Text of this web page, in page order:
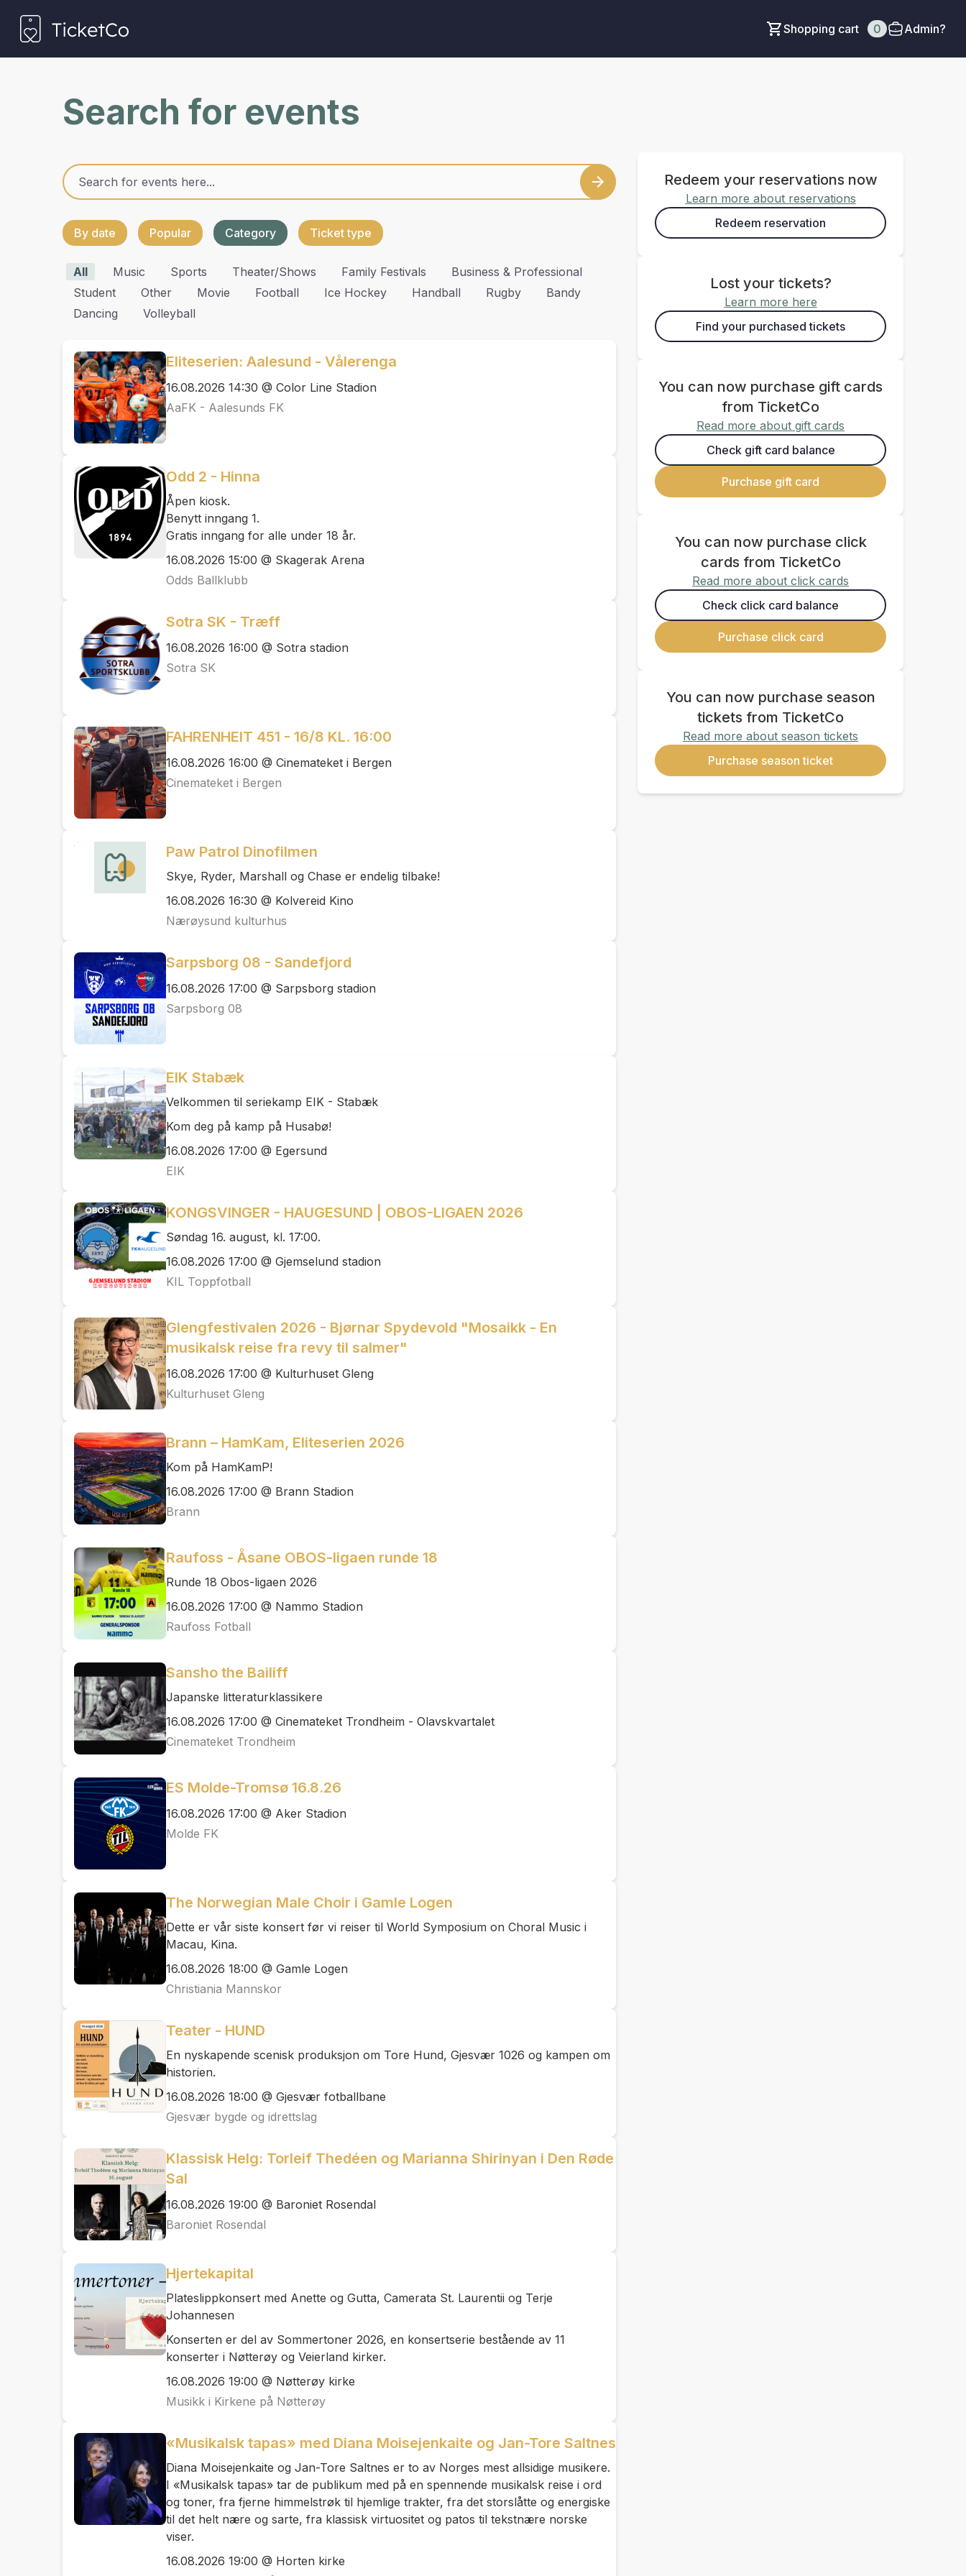
Shopping cart 0 Admin?
Search for events
By date Popular Category Ticket type
All Music Sports Theater/shows Family Festivals
Business & Professional
Student
Other Movie Football Ice Hockey Handball Rugby
Bandy
Dancing
Volleyball
Eliteserien: Aalesund - Vålerenga
16.08.2026 14:30 @ Color Line Stadion
AaFK - Aalesunds FK
Odd 2 - Hinna
Åpen kiosk.
Benytt inngang 1.
Gratis inngang for alle under 18 år.
16.08.2026 15:00 @ Skagerak Arena
Odds Ballklubb
Sotra SK - Træff
16.08.2026 16:00 @ Sotra stadion
Sotra SK
FAHRENHEIT 451 - 16/8 KL. 16:00
16.08.2026 16:00 @ Cinemateket i Bergen
Cinemateket i Bergen
Paw Patrol Dinofilmen
Skye, Ryder, Marshall og Chase er endelig tilbake!
16.08.2026 16:30 @ Kolvereid Kino
Nærøysund kulturhus
Sarpsborg 08 - Sandefjord
16.08.2026 17:00 @ Sarpsborg stadion
Sarpsborg 08
EIK Stabæk
Velkommen til seriekamp EIK - Stabæk
Kom deg på kamp på Husabø!
16.08.2026 17:00 @ Egersund
EIK
KONGSVINGER - HAUGESUND | OBOS-LIGAEN 2026
Søndag 16. august, kl. 17:00.
16.08.2026 17:00 @ Gjemselund stadion
KIL Toppfotball
Glengfestivalen 2026 - Bjørnar Spydevold "Mosaikk - En
musikalsk reise fra revy til salmer"
16.08.2026 17:00 @ Kulturhuset Gleng
Kulturhuset Gleng
Brann – HamKam, Eliteserien 2026
Kom på HamKamP!
16.08.2026 17:00 @ Brann Stadion
Brann
Raufoss - Åsane OBOS-ligaen runde 18
Runde 18 Obos-ligaen 2026
16.08.2026 17:00 @ Nammo Stadion
Raufoss Fotball
Sansho the Bailiff
Japanske litteraturklassikere
16.08.2026 17:00 @ Cinemateket Trondheim - Olavskvartalet
Cinemateket Trondheim
ES Molde-Tromsø 16.8.26
16.08.2026 17:00 @ Aker Stadion
Molde FK
The Norwegian Male Choir i Gamle Logen
Dette er vår siste konsert før vi reiser til World Symposium on Choral Music i
Macau, Kina.
16.08.2026 18:00 @ Gamle Logen
Christiania Mannskor
Teater - HUND
En nyskapende scenisk produksjon om Tore Hund, Gjesvær 1026 og kampen om
historien.
16.08.2026 18:00 @ Gjesvær fotballbane
Gjesvær bygde og idrettslag
Klassisk Helg: Torleif Thedéen og Marianna Shirinyan i Den Røde
Sal
16.08.2026 19:00 @ Baroniet Rosendal
Baroniet Rosendal
Hjertekapital
Plateslippkonsert med Anette og Gutta, Camerata St. Laurentii og Terje
Johannesen
Konserten er del av Sommertoner 2026, en konsertserie bestående av 11
konserter i Nøtterøy og Veierland kirker.
16.08.2026 19:00 @ Nøtterøy kirke
Musikk i Kirkene på Nøtterøy
«Musikalsk tapas» med Diana Moisejenkaite og Jan-Tore Saltnes
Diana Moisejenkaite og Jan-Tore Saltnes er to av Norges mest allsidige musikere.
I «Musikalsk tapas» tar de publikum med på en spennende musikalsk reise i ord
og toner, fra fjerne himmelstrøk til hjemlige trakter, fra det storslåtte og energiske
til det helt nære og sarte, fra klassisk virtuositet og patos til tekstnære norske
viser.
16.08.2026 19:00 @ Horten kirke
Redeem your reservations now
Learn more about reservations
Redeem reservation
Lost your tickets?
Learn more here
Find your purchased tickets
You can now purchase gift cards
from TicketCo
Read more about gift cards
Check gift card balance
Purchase gift card
You can now purchase click
cards from TicketCo
Read more about click cards
Check click card balance
Purchase click card
You can now purchase season
tickets from TicketCo
Read more about season tickets
Purchase season ticket